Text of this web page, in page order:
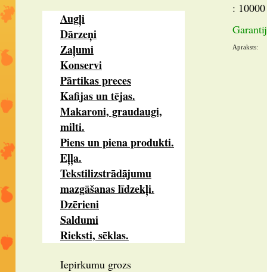
Augļi
Dārzeņi
Zaļumi
Konservi
Pārtikas preces
Kafijas un tējas.
Makaroni, graudaugi,
milti.
Piens un piena produkti.
Eļļa.
Tekstilizstrādājumu
mazgāšanas līdzekļi.
Dzērieni
Saldumi
Rieksti, sēklas.
Iepirkumu grozs
:
Apraksts: